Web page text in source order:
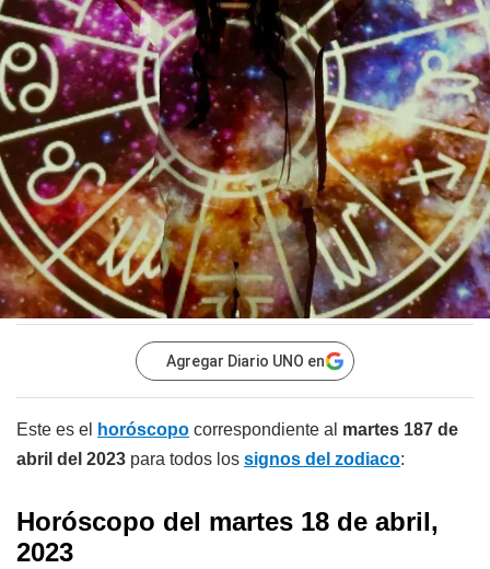
Agregar Diario UNO en
Este es el horóscopo correspondiente al martes 187 de
abril del 2023 para todos los signos del zodiaco:
Horóscopo del martes 18 de abril,
2023